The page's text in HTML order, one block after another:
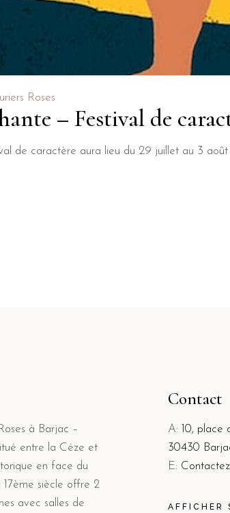
Roses
– Festival de
de caractère aura lieu du 29 juillet au 3
à Barjac –
entre la Céze et
en face du
17ème siècle offre 2
avec salles de
Contact
A:
10, place
30430
E:
AFFICHER